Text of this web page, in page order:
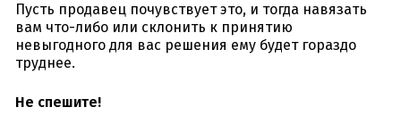
Пусть продавец почувствует это, и тогда навязать
вам что-либо или склонить к принятию
невыгодного для вас решения ему будет гораздо
труднее.
Не спешите!